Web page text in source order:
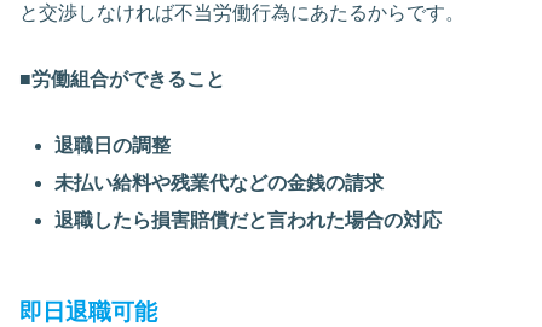
と交渉しなければ不当労働行為にあたるからです。
■労働組合ができること
退職日の調整
未払い給料や残業代などの金銭の請求
退職したら損害賠償だと言われた場合の対応
即日退職可能